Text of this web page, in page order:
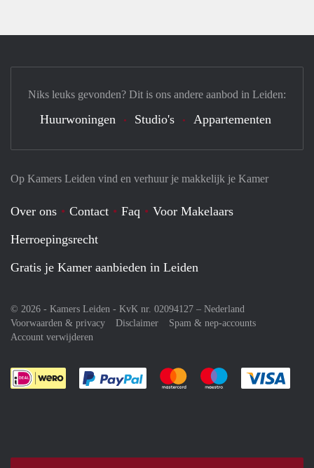
Op Kamers Leiden vind en verhuur je makkelijk je Kamer
Over ons Contact Faq
Voor Makelaars
Herroepingsrecht
Gratis je Kamer aanbieden in Leiden
© 2026 - Kamers Leiden - KvK nr. 02094127 – Nederland
Voorwaarden & privacy
Disclaimer
Spam & nep-accounts
Account verwijderen
Je rekent gemakkelijk af met Paypal
Je rekent gemakkelijk af met
Je rekent
Niks leuks gevonden? Dit is ons andere aanbod in Leiden:
Huurwoningen Studio's Appartementen